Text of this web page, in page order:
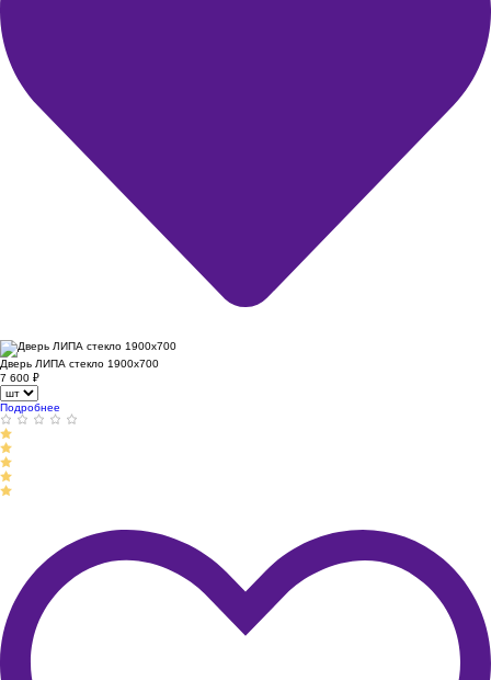
Дверь ЛИПА стекло 1900х700
7 600 ₽
Подробнее